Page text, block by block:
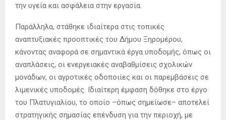
την υγεία και ασφάλεια στην εργασία.
Παράλληλα, στάθηκε ιδιαίτερα στις τοπικές
αναπτυξιακές προοπτικές του Δήμου Ξηρομέρου,
κάνοντας αναφορά σε σημαντικά έργα υποδομής, όπως οι
αναπλάσεις, οι ενεργειακές αναβαθμίσεις σχολικών
μονάδων, οι αγροτικές οδοποιίες και οι παρεμβάσεις σε
λιμενικές υποδομές. Ιδιαίτερη έμφαση δόθηκε στο έργο
του Πλατυγιαλίου, το οποίο –όπως σημείωσε– αποτελεί
στρατηγικής σημασίας επένδυση για την περιοχή, με